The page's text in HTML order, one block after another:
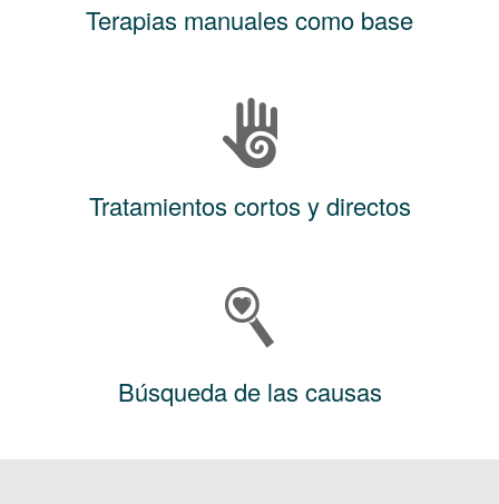
Terapias manuales como base
Tratamientos cortos y directos
Búsqueda de las causas